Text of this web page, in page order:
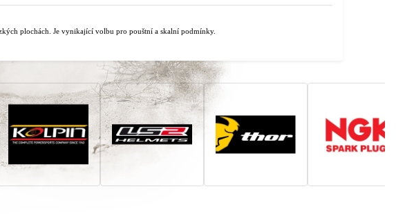
plochách. Je vynikající volbu pro pouštní a skalní podmínky.